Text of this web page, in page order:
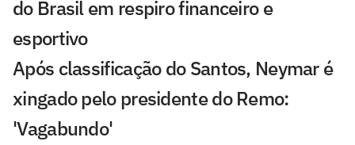
do Brasil em respiro financeiro e
esportivo
Após classificação do Santos, Neymar é
xingado pelo presidente do Remo:
'Vagabundo'